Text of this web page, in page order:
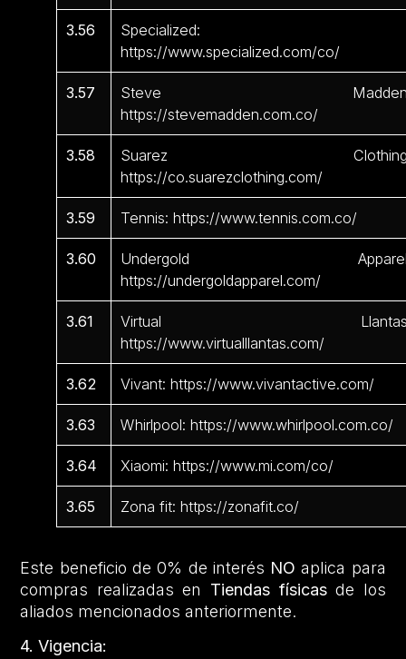
3.56
Specialized:
https://www.specialized.com/co/
3.57
Steve
https://stevemadden.com.co/
3.58
Suarez
https://co.suarezclothing.com/
3.59 Tennis: https://www.tennis.com.co/
3.60
Undergold
https://undergoldapparel.com/
3.61
Virtual
https://www.virtualllantas.com/
3.62 Vivant: https://www.vivantactive.com/
3.63 Whirlpool: https://www.whirlpool.com.co/
3.64 Xiaomi: https://www.mi.com/co/
3.65 Zona fit: https://zonafit.co/
Este beneficio de 0% de interés NOaplica para
compras realizadas en Tiendas físicasde los
aliados mencionados anteriormente.
4. Vigencia: